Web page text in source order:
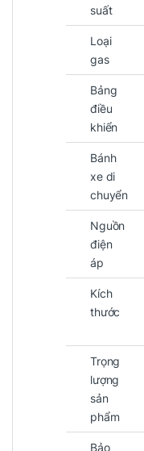
suất
Loại
gas
Bảng
điều
khiển
Bánh
xe di
chuyển
Nguồn
điện
áp
Kích
thước
Trọng
lượng
sản
phẩm
Bảo